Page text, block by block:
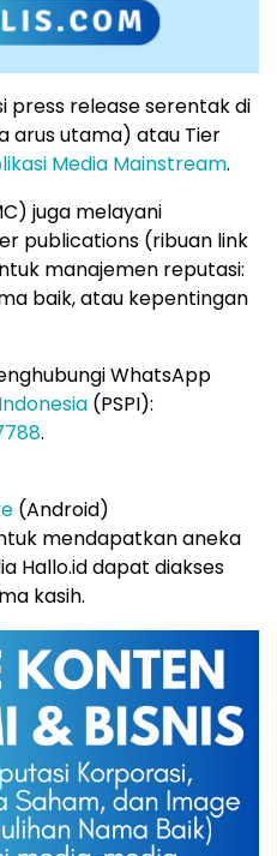
press release serentak di
arus utama) atau Tier
Media Mainstream.
juga melayani
publications (ribuan link
manajemen reputasi:
baik, atau kepentingan
WhatsApp
(PSPI):
.
(Android)
mendapatkan aneka
Hallo.id dapat diakses
kasih.